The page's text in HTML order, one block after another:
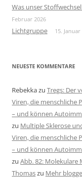
Was unser
Februar 2026
Lichtgruppe 15. Januar
NEUESTE KOMMENTARE
Rebekkazu Tregs: Der
Viren, die menschliche
– und können
zu Multiple Sklerose
Viren, die menschliche
– und können
zu Abb. 82: Molekulare
Thomaszu Mehr